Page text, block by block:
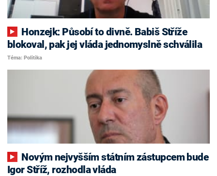
blokoval, pak jej vláda jednomyslně schválila
Téma: Politika
Igor Stříž, rozhodla vláda